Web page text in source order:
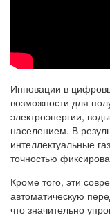
Инновации в
возможности для
электроэнергии,
населением. В
интеллектуальные
точностью
Кроме того, эти
автоматическую
что значительно